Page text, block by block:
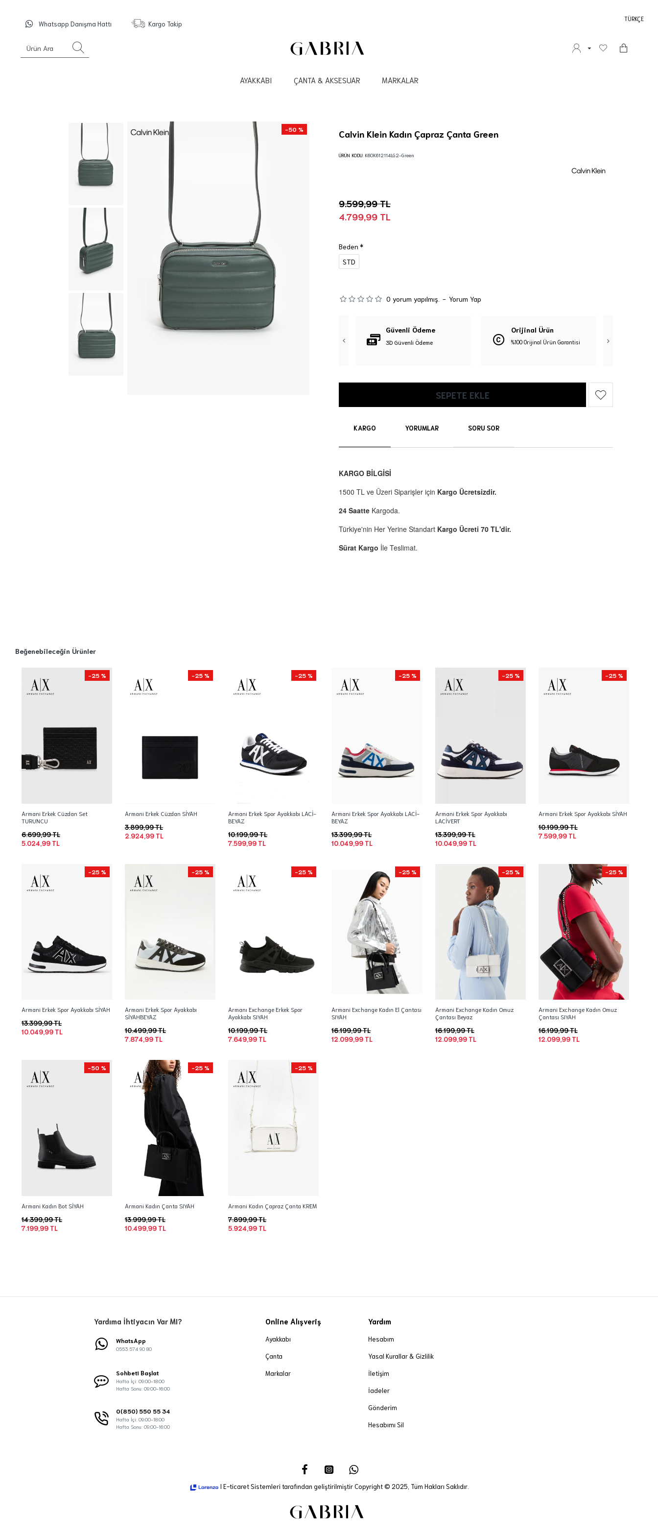
Whatsapp Danışma Hattı Kargo Takip
TÜRKÇE
AYAKKABI ÇANTA & AKSESUAR MARKALAR
-50 % Calvin Klein Kadın Çapraz Çanta Green
0 yorum yapılmış. - Yorum Yap
4.799,99 TL
9.599,99 TL
ÜRÜN KODU: K60K612114LG2-Green
Beden
STD
SEPETE EKLE
Güvenli Ödeme Orijinal Ürün Güvenli Ödeme
3D Güvenli Ödeme
Orijinal Ürün
%100 Orijinal Ürün Garantisi
KARGO YORUMLAR SORU SOR
KARGO BİLGİSİ
1500 TL ve Üzeri Siparişler için Kargo Ücretsizdir.
24 Saatte Kargoda.
Türkiye'nin Her Yerine Standart Kargo Ücreti 70 TL'dir.
Sürat Kargo İle Teslimat.
Beğenebileceğin Ürünler
-25 %
Armani Erkek Cüzdan Set
TURUNCU
5.024,99 TL
6.699,99 TL
-25 %
Armani Erkek Cüzdan SİYAH
2.924,99 TL
3.899,99 TL
-25 %
Armani Erkek Spor Ayakkabı LACİ-
BEYAZ
7.599,99 TL
10.199,99 TL
-25 %
Armani Erkek Spor Ayakkabı LACİ-
BEYAZ
10.049,99 TL
13.399,99 TL
-25 %
Armani Erkek Spor Ayakkabı
LACİVERT
10.049,99 TL
13.399,99 TL
-25 %
Armani Erkek Spor Ayakkabı SİYAH
7.599,99 TL
10.199,99 TL
-25 %
Armani Erkek Spor Ayakkabı SİYAH
10.049,99 TL
13.399,99 TL
-25 %
Armani Erkek Spor Ayakkabı
SİYAHBEYAZ
7.874,99 TL
10.499,99 TL
-25 %
Armanı Exchange Erkek Spor
Ayakkabı SIYAH
7.649,99 TL
10.199,99 TL
-25 %
Armani Exchange Kadın El Çantası
SIYAH
12.099,99 TL
16.199,99 TL
-25 %
Armani Exchange Kadın Omuz
Çantası Beyaz
12.099,99 TL
16.199,99 TL
-25 %
Armani Exchange Kadın Omuz
Çantası SIYAH
12.099,99 TL
16.199,99 TL
-50 %
Armani Kadın Bot SİYAH
7.199,99 TL
14.399,99 TL
-25 %
Armani Kadın Çanta SIYAH
10.499,99 TL
13.999,99 TL
-25 %
Armani Kadın Çapraz Çanta KREM
5.924,99 TL
7.899,99 TL
Yardıma İhtiyacın Var MI?
WhatsApp
0553 574 90 80
Sohbeti Başlat
Hafta İçi: 09:00-18:00
Hafta Sonu: 09:00-16:00
0(850) 550 55 34
Hafta İçi: 09:00-18:00
Hafta Sonu: 09:00-16:00
Online Alışveriş
Ayakkabı
Çanta
Markalar
Yardım
Hesabım
Yasal Kurallar & Gizlilik
İletişim
İadeler
Gönderim
Hesabımı Sil
I E-ticaret Sistemleri tarafından geliştirilmiştir Copyright © 2025, Tüm Hakları Saklıdır.